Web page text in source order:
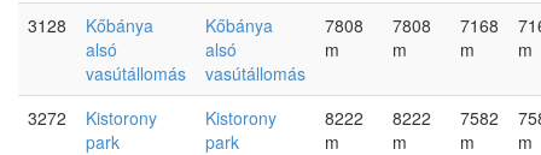
3128
Kőbánya
alsó
vasútállomás
Kőbánya
alsó
vasútállomás
7808
m
7808
m
7168
m
m
3272
Kistorony
park
Kistorony
park
8222
m
8222
m
7582
m
m